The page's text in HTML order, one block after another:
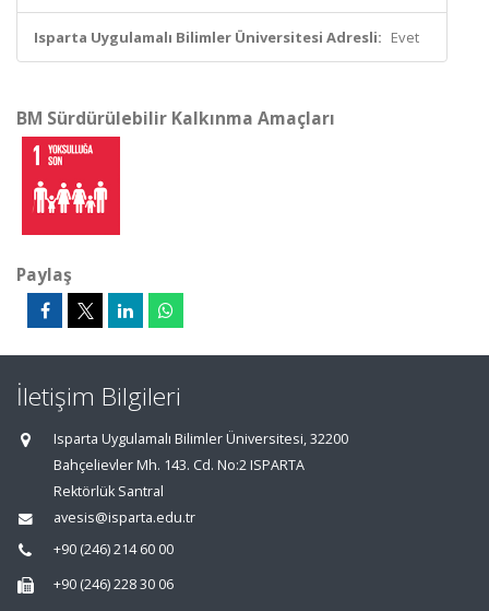
Isparta Uygulamalı Bilimler Üniversitesi Adresli: Evet
BM Sürdürülebilir Kalkınma Amaçları
Paylaş
İletişim Bilgileri
Isparta Uygulamalı Bilimler Üniversitesi, 32200
Bahçelievler Mh. 143. Cd. No:2 ISPARTA
Rektörlük Santral
avesis@isparta.edu.tr
+90 (246) 214 60 00
+90 (246) 228 30 06